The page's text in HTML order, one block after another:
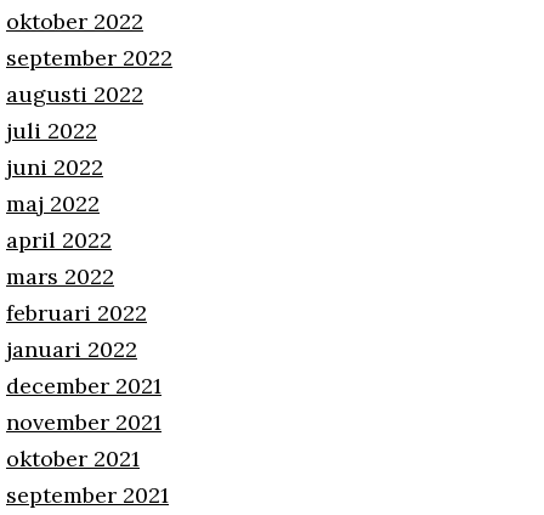
oktober 2022
september 2022
augusti 2022
juli 2022
juni 2022
maj 2022
april 2022
mars 2022
februari 2022
januari 2022
december 2021
november 2021
oktober 2021
september 2021